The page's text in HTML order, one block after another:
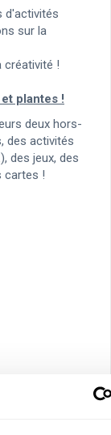
d'activités
sur la
créativité !
plantes !
deux hors-
des activités
des jeux, des
cartes !